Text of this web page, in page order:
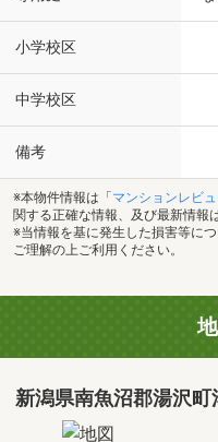
小学校区
中学校区
備考
※本物件情報は「 マンションレビ
関する正確な情報、及び最新情報
※当情報を基に発生した損害等に
ご理解の上ご利用ください。
新潟県南魚沼郡湯沢